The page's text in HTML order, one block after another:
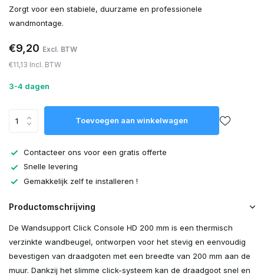
Zorgt voor een stabiele, duurzame en professionele
wandmontage.
€9,20 Excl. BTW
€11,13 Incl. BTW
3-4 dagen
Toevoegen aan winkelwagen
Contacteer ons voor een gratis offerte
Snelle levering
Gemakkelijk zelf te installeren !
Productomschrijving
De Wandsupport Click Console HD 200 mm is een thermisch
verzinkte wandbeugel, ontworpen voor het stevig en eenvoudig
bevestigen van draadgoten met een breedte van 200 mm aan de
muur. Dankzij het slimme click-systeem kan de draadgoot snel en